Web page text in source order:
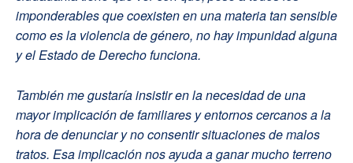
imponderables que coexisten en una materia tan sensible
como es la violencia de género, no hay impunidad alguna
y el Estado de Derecho funciona.
También me gustaría insistir en la necesidad de una
mayor implicación de familiares y entornos cercanos a la
hora de denunciar y no consentir situaciones de malos
tratos. Esa implicación nos ayuda a ganar mucho terreno